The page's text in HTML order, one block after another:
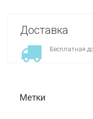
Доставка
Бесплатная
Метки